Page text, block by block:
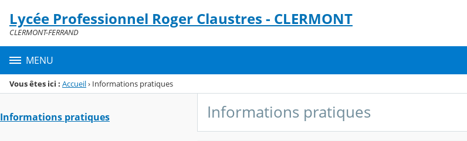
Menu de la rubrique
Contenu
Lycée Professionnel Roger Claustres - CLERMONT
CLERMONT-FERRAND
MENU
Vous êtes ici : Accueil› Informations pratiques
Informations pratiques Informations pratiques